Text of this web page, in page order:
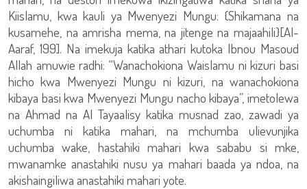
Kiislamu, kwa kauli ya Mwenyezi Mungu: {Shikamana na
kusamehe, na amrisha mema, na jitenge na majaahili}[Al-
Aaraf, 199]. Na imekuja katika athari kutoka Ibnou Masoud
Allah amuwie radhi: “Wanachokiona Waislamu ni kizuri basi
hicho kwa Mwenyezi Mungu ni kizuri, na wanachokiona
kibaya basi kwa Mwenyezi Mungu nacho kibaya”, imetolewa
na Ahmad na Al Tayaalisy katika musnad zao, zawadi ya
uchumba ni katika mahari, na mchumba ulievunjika
uchumba wake, hastahiki mahari kwa sababu si mke,
mwanamke anastahiki nusu ya mahari baada ya ndoa, na
akishaingiliwa anastahiki mahari yote.